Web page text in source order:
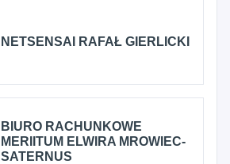
NETSENSAI RAFAŁ GIERLICKI
BIURO RACHUNKOWE
MERIITUM ELWIRA MROWIEC-
SATERNUS